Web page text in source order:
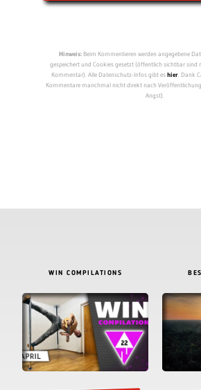
Hinweis:Beim Kommentieren werden angegebene
gespeichert und Cookies gesetzt (öffentlich sichtbar sind
Kommentar). Alle Datenschutz-Infos gibt eshier. Dank
Kommentare manchmal nicht direkt nach
Angst).
WIN COMPILATIONS